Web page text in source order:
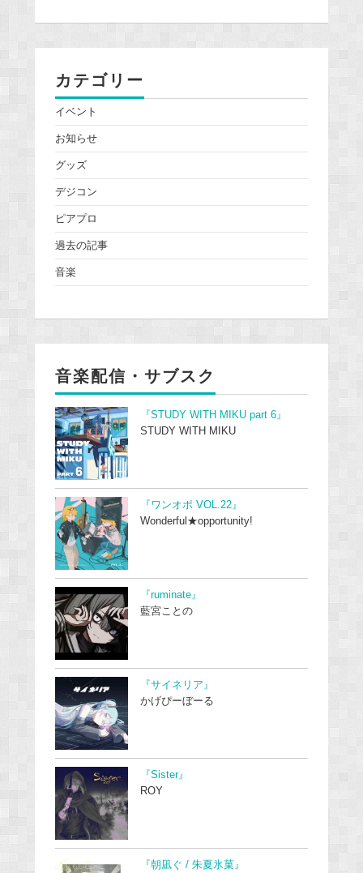
カテゴリー
イベント
お知らせ
グッズ
デジコン
ピアプロ
過去の記事
音楽
音楽配信・サブスク
『STUDY WITH MIKU part 6』
STUDY WITH MIKU
『ワンオポ VOL.22』
Wonderful★opportunity!
『ruminate』
藍宮ことの
『サイネリア』
かげぴーぼーる
『Sister』
ROY
『朝凪ぐ / 朱夏氷菓』